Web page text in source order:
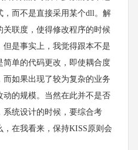
而不是直接采用某个dll。解
联度，使得修改程序的时候
是事实上，我觉得跟本不是
单的代码更改，即使耦合度
如果出现了较为复杂的业务
的规模。当然在此并不是否
系统设计的时候，要综合考
在我看来，保持KISS原则会